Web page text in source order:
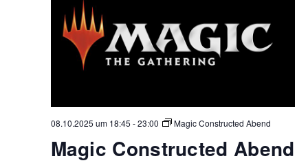
08.10.2025 um 18:45 -23:00 Magic Constructed Abend
Magic Constructed Abend